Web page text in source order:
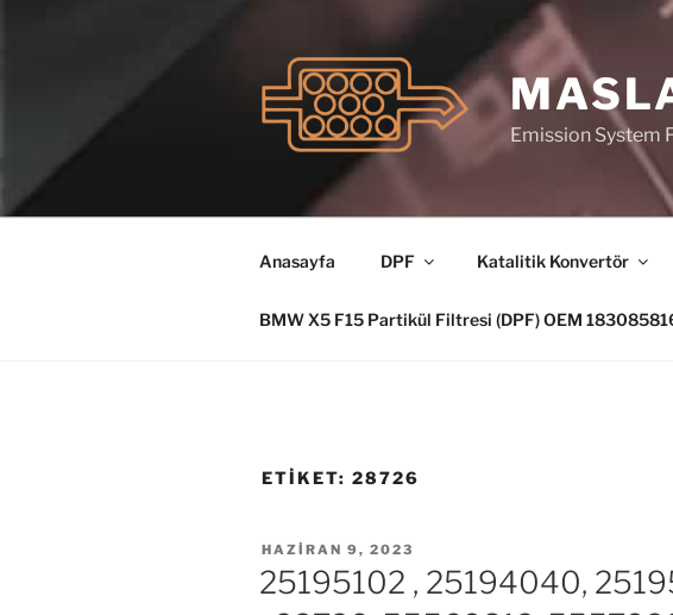
Emission System
Anasayfa DPF Katalitik Konvertör
BMW X5 F15 Partikül Filtresi (DPF) OEM
ETIKET: 28726
YAYIM
TARIHI
HAZIRAN 9, 2023
25195102 , 25194040,